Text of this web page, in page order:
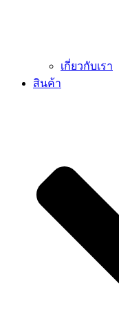
เกี่ยวกับเรา
สินค้า